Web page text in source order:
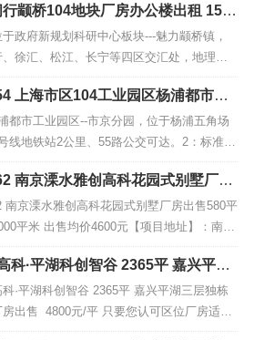
蒸汽配备，适合展厅、办公、研发、仓储、
加工。A幢3000平方米，单价1.8元每平每
2800平方米，单价...
颛桥104地块厂房办公楼出租 150
租 可办环评 医疗器械,展厅,企业总
室,办公,淘宝天猫京东电商
政府新规划科研中心板块---魅力颛桥镇，
徐汇、松江、长宁等四区交汇处，地理位
厚。园区占据上海西交通枢纽，距离华东
5.3公里、虹桥机场（虹桥火车站、国家会
）也仅有20分钟车程、地铁5号线颛桥站1.8
门口公交站2站直达5号线颛桥地铁站。紧邻
速连接沪昆高速...
都市工
单层带行车研发实验类厂房出租 仅
业入跓
都市工业园区--市京分园，位于杨浦五角场
线地铁站2公里、55路公交可达。2：标准单
平方（60X18.6米）、层高9米、配电20
厂房内有一部5吨行车、厂房内约有300平方
3：适合生物医药、医疗器械、新材料、新
光电产业、精密仪器、环保科技、新能源
南京溧水雅创高科花园式别墅厂房
平米～5000平米 出售均价4600元
南京溧水雅创高科花园式别墅厂房出售580平
平米 出售均价4600元【项目地址】：南京
济开发区淮源大道东北侧，溧水科创大厦
交通】：周边配套齐全，交通便利，距离宁
省道s243、地铁S7号线柘塘站约1.8Km，
京禄口机场约7Km，陆空交通便捷。...
科·平湖科创智谷 2365平 嘉兴平湖
发厂房出售 4800元/平 只要您
位厂房适用 厂房的价格可谈 面谈
·平湖科创智谷 2365平 嘉兴平湖三层独栋
房出售 4800元/平 只要您认可区位厂房适
的价格可谈 面谈1、园区首期占地50亩，建